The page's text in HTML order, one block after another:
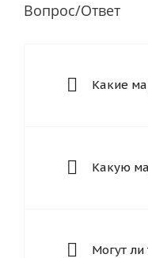
Вопрос/Ответ
Какие
Какую
Могут